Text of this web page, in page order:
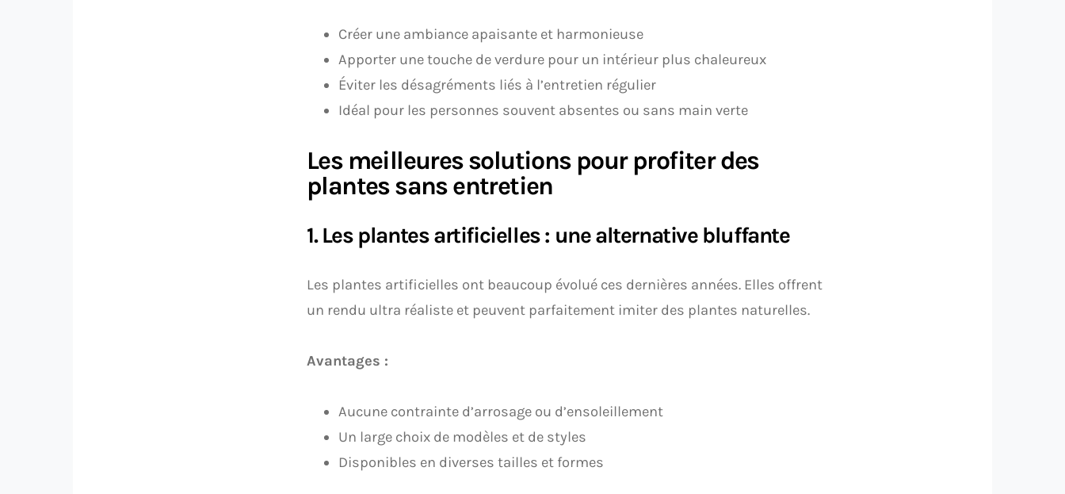
Créer une ambiance apaisante et harmonieuse
Apporter une touche de verdure pour un intérieur plus chaleureux
Éviter les désagréments liés à l’entretien régulier
Idéal pour les personnes souvent absentes ou sans main verte
Les meilleures solutions pour profiter des
plantes sans entretien
1. Les plantes artificielles : une alternative bluffante
Les plantes artificielles ont beaucoup évolué ces dernières années. Elles offrent
un rendu ultra réaliste et peuvent parfaitement imiter des plantes naturelles.
Avantages :
Aucune contrainte d’arrosage ou d’ensoleillement
Un large choix de modèles et de styles
Disponibles en diverses tailles et formes